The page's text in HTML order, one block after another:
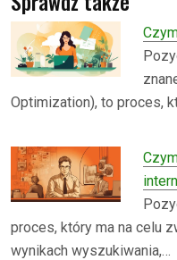
Optimization), to proces,
proces, który ma na celu
wynikach wyszukiwania,…